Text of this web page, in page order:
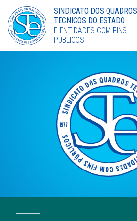
Torne-se Sócio
LinkedIn
SINDICATO DOS QUADROS
TÉCNICOS DO ESTADO
E ENTIDADES COM FINS
PÚBLICOS